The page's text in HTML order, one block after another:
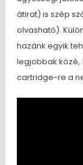
átirat) is szép
olvasható).
hazánk egyik
legjobbak közé,
cartridge-re a